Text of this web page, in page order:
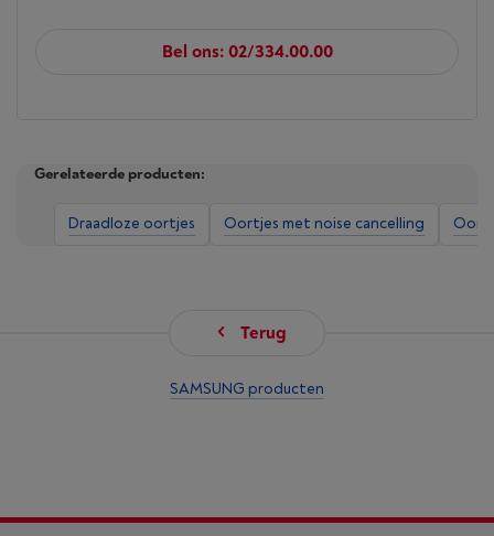
Bel ons: 02/334.00.00
Gerelateerde producten:
Draadloze oortjes Oortjes met noise cancelling
Terug
SAMSUNG producten